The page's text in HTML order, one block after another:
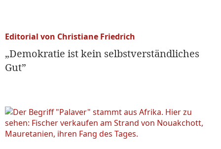
Editorial von Christiane Friedrich
„Demokratie ist kein selbstverständliches
Gut”